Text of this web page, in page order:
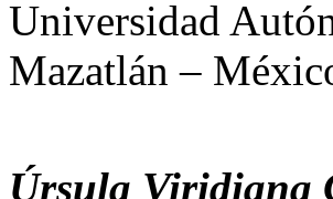
Universidad
Mazatlán –
Úrsula Viridiana